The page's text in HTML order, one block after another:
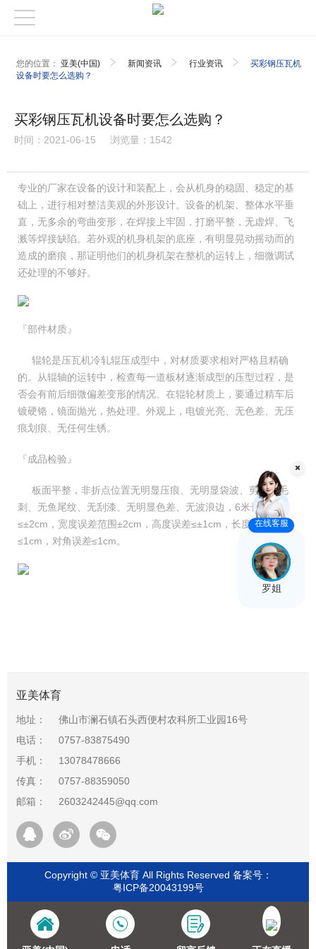
您的位置： 亚美(中国) 新闻资讯 行业资讯
买彩钢压瓦机
设备时要怎么选购？
买彩钢压瓦机设备时要怎么选购？
时间：2021-06-15 浏览量：1542
专业的厂家在设备的设计和装配上，会从机身的稳固、稳定的基
础上，进行相对整洁美观的外形设计。设备的机架、整体水平垂
直，无多余的弯曲变形，在焊接上牢固，打磨平整，无虚焊、飞
溅等焊接缺陷。若外观的机身机架的底座，有明显晃动摇动而的
造成的磨痕，那证明他们的机身机架在整机的运转上，细微调试
还处理的不够好。
『部件材质』
辊轮是压瓦机冷轧辊压成型中，对材质要求相对严格且精确
的。从辊轴的运转中，检查每一道板材逐渐成型的压型过程，是
否会有前后细微偏差变形的情况。在辊轮材质上，要通过精车后
镀硬铬，镜面抛光，热处理。外观上，电镀光亮、无色差、无压
痕划痕、无任何生锈。
『成品检验』
板面平整，非折点位置无明显压痕、无明显袋波、剪切无毛
刺、无鱼尾纹、无刮漆、无明显色差、无波浪边，6米长大小头
≤±2cm，宽度误差范围±2cm，高度误差≤±1cm，长度误差6米
≤1cm，对角误差≤1cm。
亚美体育
地址：
佛山市澜石镇石头西便村农科所工业园16号
电话：
0757-83875490
手机：
13078478666
传真：
0757-88359050
邮箱：
2603242445@qq.com
Copyright © 亚美体育 All Rights Reserved 备案号：
粤ICP备20043199号
在线客服
罗姐